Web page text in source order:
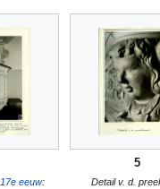
17e eeuw:
5
Detail v. d.